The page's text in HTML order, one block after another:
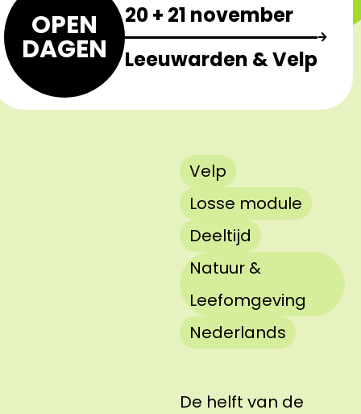
OPEN
DAGEN
20 + 21 november
Leeuwarden & Velp
Velp
Losse module
Deeltijd
Natuur &
Leefomgeving
Nederlands
De helft van de